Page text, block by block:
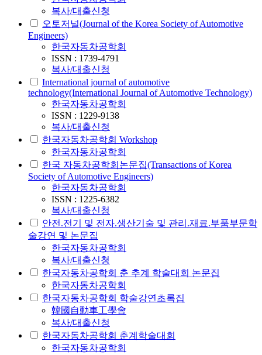
복사/대출신청
오토저널(Journal of the Korea Society of Automotive
Engineers)
한국자동차공학회
ISSN : 1739-4791
복사/대출신청
International journal of automotive
technology(International Journal of Automotive Technology)
한국자동차공학회
ISSN : 1229-9138
복사/대출신청
한국자동차공학회 Workshop
한국자동차공학회
한국 자동차공학회논문집(Transactions of Korea
Society of Automotive Engineers)
한국자동차공학회
ISSN : 1225-6382
복사/대출신청
안전.전기 및 전자.생산기술 및 관리.재료.부품부문학
술강연 및 논문집
한국자동차공학회
복사/대출신청
한국자동차공학회 춘 추계 학술대회 논문집
한국자동차공학회
한국자동차공학회 학술강연초록집
韓國自動車工學會
복사/대출신청
한국자동차공학회 춘계학술대회
한국자동차공학회